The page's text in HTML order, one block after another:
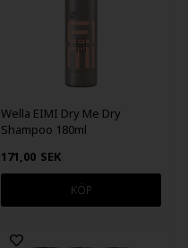
Wella EIMI Dry Me Dry
Shampoo 180ml
171,00 SEK